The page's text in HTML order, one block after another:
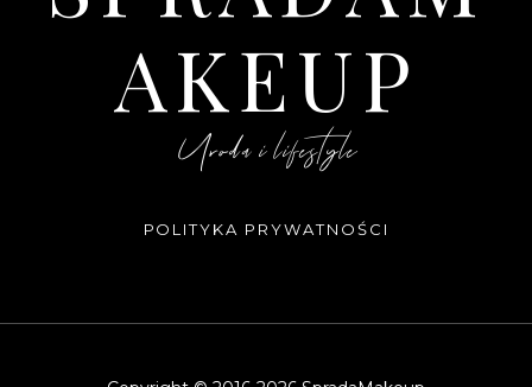
AKEUP
Uroda i lifestyle
POLITYKA PRYWATNOŚCI